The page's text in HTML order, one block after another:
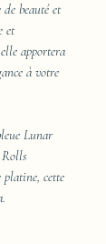
beauté et
et
apportera
à votre
Lunar
platine, cette